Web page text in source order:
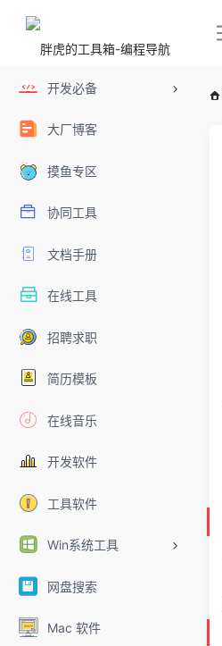
开发必备
大厂博客
摸鱼专区
协同工具
文档手册
在线工具
招聘求职
简历模板
在线音乐
开发软件
工具软件
Win系统工具
网盘搜索
Mac 软件